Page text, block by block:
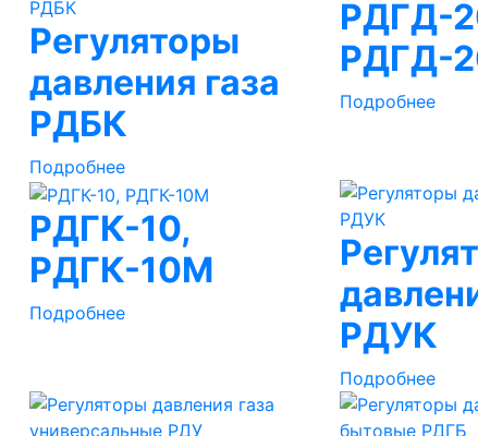
Регуляторы
давления газа
РДБК
Подробнее
РДГД-
РДГД-
Подробнее
РДГК-10,
РДГК-10М
Подробнее
РДУК
Подробнее